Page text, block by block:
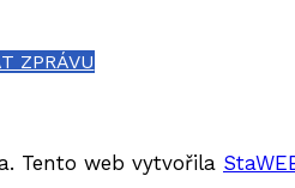
ZPRÁVU
Tento web vytvořila